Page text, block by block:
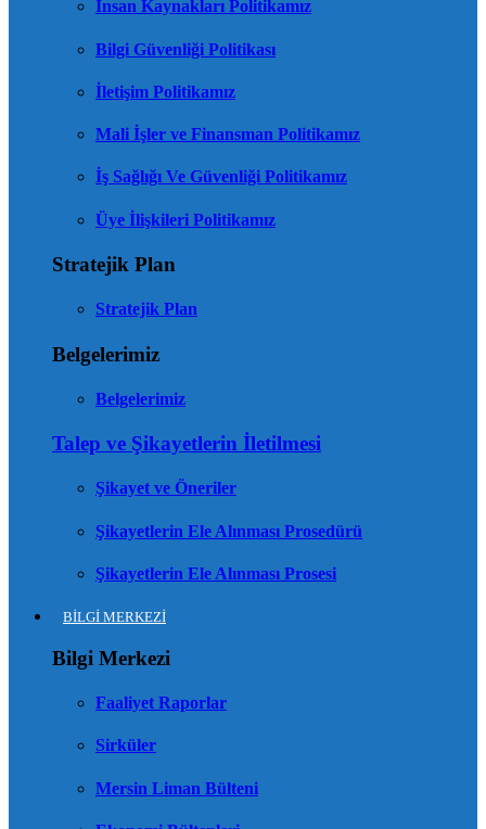
İnsan Kaynakları Politikamız
Bilgi Güvenliği Politikası
İletişim Politikamız
Mali İşler ve Finansman Politikamız
İş Sağlığı Ve Güvenliği Politikamız
Üye İlişkileri Politikamız
Stratejik Plan
Stratejik Plan
Belgelerimiz
Belgelerimiz
Talep ve Şikayetlerin İletilmesi
Şikayet ve Öneriler
Şikayetlerin Ele Alınması Prosedürü
Şikayetlerin Ele Alınması Prosesi
BİLGİ MERKEZİ
Bilgi Merkezi
Faaliyet Raporlar
Sirküler
Mersin Liman Bülteni